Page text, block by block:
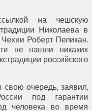
на чешскую
Николаева в
Роберт Пеликан.
не нашли никаких
российского
свою очередь, заявил,
под гарантии
человека во время